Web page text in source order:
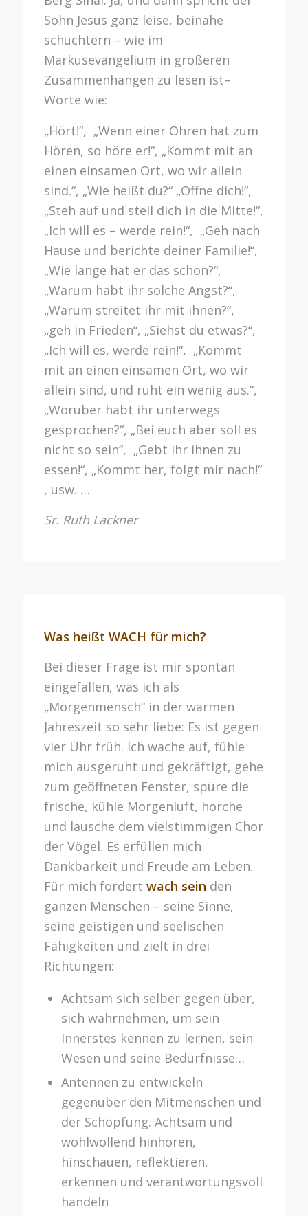
Sohn Jesus ganz leise, beinahe
schüchtern – wie im
Markusevangelium in größeren
Zusammenhängen zu lesen ist–
Worte wie:
„Hört!“, „Wenn einer Ohren hat zum
Hören, so höre er!“, „Kommt mit an
einen einsamen Ort, wo wir allein
sind.“, „Wie heißt du?“ „Öffne dich!“,
„Steh auf und stell dich in die Mitte!“,
„Ich will es – werde rein!“, „Geh nach
Hause und berichte deiner Familie!“,
„Wie lange hat er das schon?“,
„Warum habt ihr solche Angst?“,
„Warum streitet ihr mit ihnen?“,
„geh in Frieden“, „Siehst du etwas?“,
„Ich will es, werde rein!“, „Kommt
mit an einen einsamen Ort, wo wir
allein sind, und ruht ein wenig aus.“,
„Worüber habt ihr unterwegs
gesprochen?“, „Bei euch aber soll es
nicht so sein“, „Gebt ihr ihnen zu
essen!“, „Kommt her, folgt mir nach!“
, usw. …
Sr. Ruth Lackner
Was heißt WACH für mich?
Bei dieser Frage ist mir spontan
eingefallen, was ich als
„Morgenmensch“ in der warmen
Jahreszeit so sehr liebe: Es ist gegen
vier Uhr früh. Ich wache auf, fühle
mich ausgeruht und gekräftigt, gehe
zum geöffneten Fenster, spüre die
frische, kühle Morgenluft, horche
und lausche dem vielstimmigen Chor
der Vögel. Es erfüllen mich
Dankbarkeit und Freude am Leben.
Für mich fordert wach sein den
ganzen Menschen – seine Sinne,
seine geistigen und seelischen
Fähigkeiten und zielt in drei
Richtungen:
Achtsam sich selber gegen über,
sich wahrnehmen, um sein
Innerstes kennen zu lernen, sein
Wesen und seine Bedürfnisse…
Antennen zu entwickeln
gegenüber den Mitmenschen und
der Schöpfung. Achtsam und
wohlwollend hinhören,
hinschauen, reflektieren,
erkennen und verantwortungsvoll
handeln